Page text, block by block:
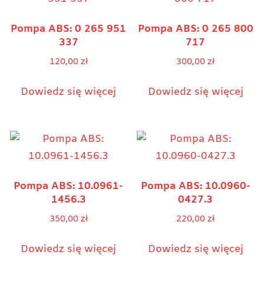
Pompa ABS: 0 265 951
337
120,00 zł
Dowiedz się więcej
Pompa ABS: 0 265 800
717
300,00zł
Dowiedz się więcej
Pompa ABS: 10.0961-
1456.3
350,00 zł
Dowiedz się więcej
Pompa ABS: 10.0960-
0427.3
220,00zł
Dowiedz się więcej